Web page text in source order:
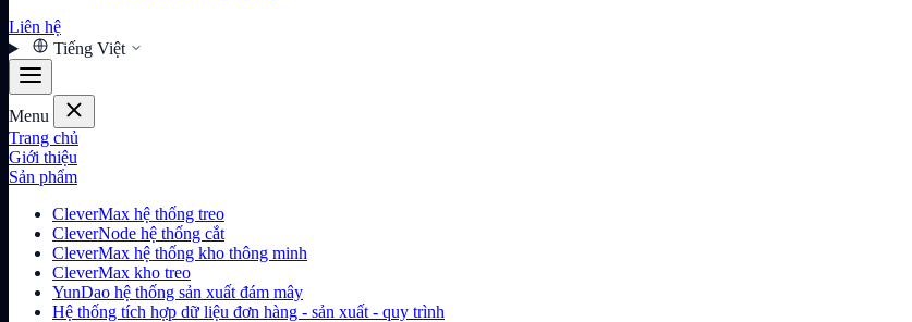
Liên hệ
Tiếng Việt
Menu
Trang chủ
Giới thiệu
Sản phẩm
CleverMax hệ thống treo
CleverNode hệ thống cắt
CleverMax hệ thống kho thông minh
CleverMax kho treo
YunDao hệ thống sản xuất đám mây
Hệ thống tích hợp dữ liệu đơn hàng - sản xuất - quy trình